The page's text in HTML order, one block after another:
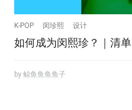
K-POP 闵珍熙 设计
如何成为闵熙珍？｜清单
by 鲸鱼鱼鱼鱼子